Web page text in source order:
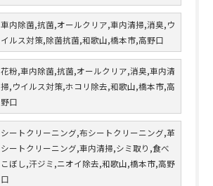
車内除菌,抗菌,オールクリア,車内清掃,消臭,ウ
イルス対策,除菌抗菌,和歌山,橋本市,高野口
花粉,車内除菌,抗菌,オールクリア,消臭,車内清
掃,ウイルス対策,ホコリ除去,和歌山,橋本市,高
野口
シートクリーニング,布シートクリーニング,革
シートクリーニング,車内清掃,シミ取り,食べ
こぼし,汗ジミ,ニオイ除去,和歌山,橋本市,高野
口